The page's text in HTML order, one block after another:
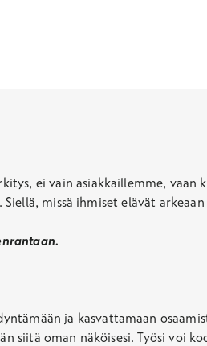
ei vain asiakkaillemme,
missä ihmiset elävät
ja kasvattamaan
oman näköisesi. Työsi voi